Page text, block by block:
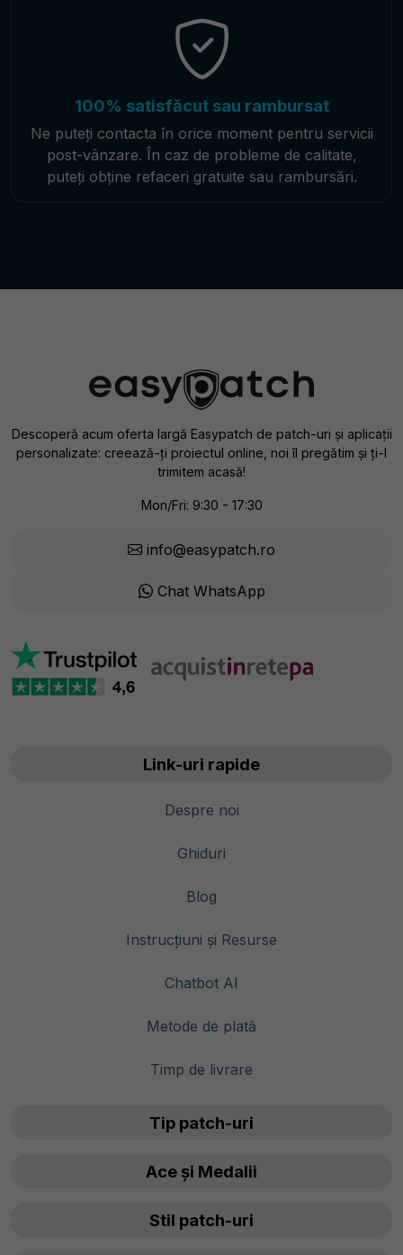
100% satisfăcut sau rambursat
Ne puteți contacta în orice moment pentru servicii
post-vânzare. În caz de probleme de calitate,
puteți obține refaceri gratuite sau rambursări.
Descoperă acum oferta largă Easypatch de patch-uri și aplicații
personalizate: creează-ți proiectul online, noi îl pregătim și ți-l
trimitem acasă!
Mon/Fri: 9:30 - 17:30
info@easypatch.ro
Chat WhatsApp
Link-uri rapide
Despre noi
Ghiduri
Blog
Instrucțiuni și Resurse
Chatbot AI
Metode de plată
Timp de livrare
Tip patch-uri
Ace și Medalii
Stil patch-uri